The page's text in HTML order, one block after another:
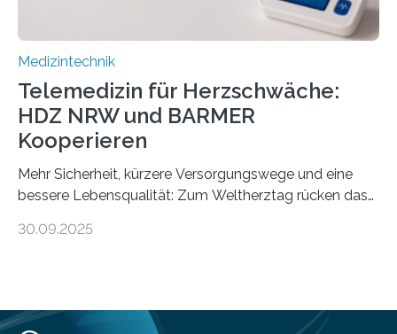
Medizintechnik
Telemedizin für Herzschwäche:
HDZ NRW und BARMER
Kooperieren
Mehr Sicherheit, kürzere Versorgungswege und eine
bessere Lebensqualität: Zum Weltherztag rücken das
Oeynhausen, und die BARMER die Bedürfnisse von
Rund vier Millionen Menschen in Deutschland leiden an
30.09.2025